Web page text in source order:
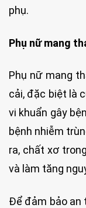
phụ.
Phụ nữ mang
Phụ nữ mang
cải, đặc biệt là
vi khuẩn gây
bệnh nhiễm
ra, chất xơ
và làm tăng
Để đảm bảo an